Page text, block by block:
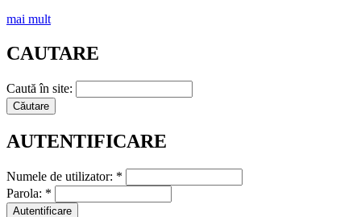
mai mult
CAUTARE
Caută în site:
AUTENTIFICARE
Numele de utilizator: *
Parola: *